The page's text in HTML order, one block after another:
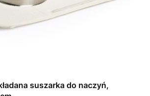
suszarka do naczyń,